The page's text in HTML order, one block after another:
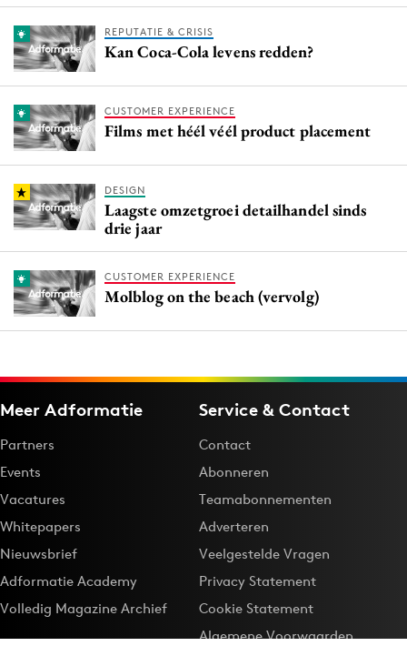
REPUTATIE & CRISIS
Kan Coca-Cola levens redden?
CUSTOMER EXPERIENCE
Films met héél véél product placement
DESIGN
Laagste omzetgroei detailhandel sinds
drie jaar
CUSTOMER EXPERIENCE
Molblog on the beach (vervolg)
Meer Adformatie
Partners
Events
Vacatures
Whitepapers
Nieuwsbrief
Adformatie Academy
Volledig Magazine Archief
Service & Contact
Contact
Abonneren
Teamabonnementen
Adverteren
Veelgestelde Vragen
Privacy Statement
Cookie Statement
Algemene Voorwaarden